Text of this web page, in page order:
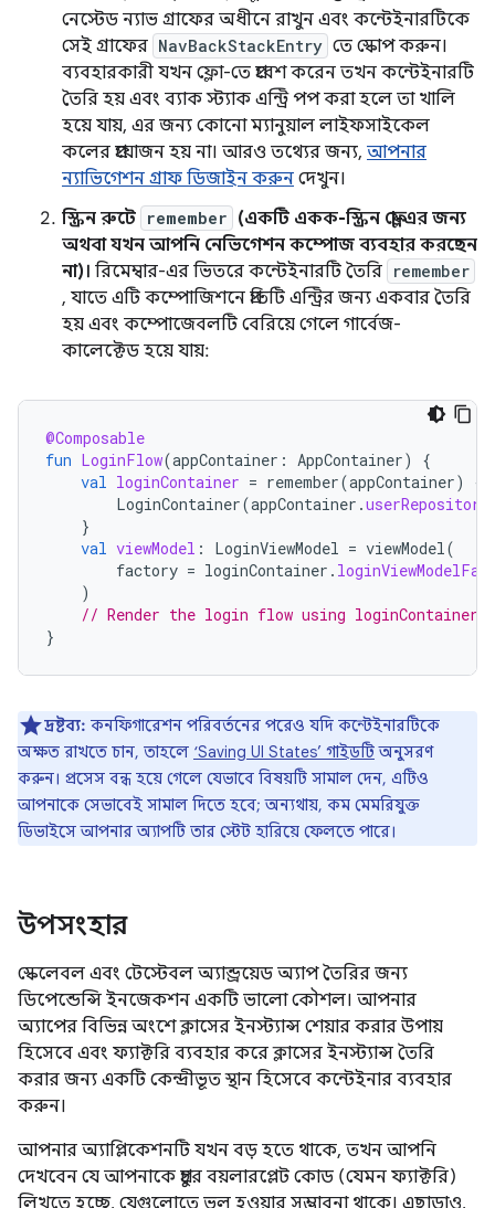
নেস্টেড ন্যাভ গ্রাফের অধীনে রাখুন এবং কন্টেইনারটিকে
সেই গ্রাফের NavBackStackEntry তে স্কোপ করুন।
ব্যবহারকারী যখন ফ্লো-তে প্রবেশ করেন তখন কন্টেইনারটি
তৈরি হয় এবং ব্যাক স্ট্যাক এন্ট্রি পপ করা হলে তা খালি
হয়ে যায়, এর জন্য কোনো ম্যানুয়াল লাইফসাইকেল
কলের প্রয়োজন হয় না। আরও তথ্যের জন্য, আপনার
ন্যাভিগেশন গ্রাফ ডিজাইন করুন দেখুন।
স্ক্রিন রুটে remember (একটি একক-স্ক্রিন ফ্লো-এর জন্য
অথবা যখন আপনি নেভিগেশন কম্পোজ ব্যবহার করছেন
না)। রিমেম্বার-এর ভিতরে কন্টেইনারটি তৈরি remember
, যাতে এটি কম্পোজিশনে প্রতিটি এন্ট্রির জন্য একবার তৈরি
হয় এবং কম্পোজেবলটি বেরিয়ে গেলে গার্বেজ-
কালেক্টেড হয়ে যায়:
@Composable
fun LoginFlow(appContainer : AppContainer)
{
val loginContainer = remember(appContainer)
{
LoginContainer(appContainer .userRepository
}
val viewModel : LoginViewModel = viewModel(
factory = loginContainer .
)
// Render the login flow using
}
দ্রষ্টব্য: কনফিগারেশন পরিবর্তনের পরেও যদি কন্টেইনারটিকে
অক্ষত রাখতে চান, তাহলে ‘Saving UI States’ গাইডটিঅনুসরণ
করুন। প্রসেস বন্ধ হয়ে গেলে যেভাবে বিষয়টি সামাল দেন, এটিও
আপনাকে সেভাবেই সামাল দিতে হবে; অন্যথায়, কম মেমরিযুক্ত
ডিভাইসে আপনার অ্যাপটি তার স্টেট হারিয়ে ফেলতে পারে।
উপসংহার
স্কেলেবল এবং টেস্টেবল অ্যান্ড্রয়েড অ্যাপ তৈরির জন্য
ডিপেন্ডেন্সি ইনজেকশন একটি ভালো কৌশল। আপনার
অ্যাপের বিভিন্ন অংশে ক্লাসের ইনস্ট্যান্স শেয়ার করার উপায়
হিসেবে এবং ফ্যাক্টরি ব্যবহার করে ক্লাসের ইনস্ট্যান্স তৈরি
করার জন্য একটি কেন্দ্রীভূত স্থান হিসেবে কন্টেইনার ব্যবহার
করুন।
আপনার অ্যাপ্লিকেশনটি যখন বড় হতে থাকে, তখন আপনি
দেখবেন যে আপনাকে প্রচুর বয়লারপ্লেট কোড (যেমন ফ্যাক্টরি)